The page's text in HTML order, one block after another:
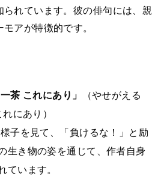
られています。彼の俳句には、親
アが特徴的です。
茶 これにあり」
（やせがえる
にあり）
子を見て、「負けるな！」と励
生き物の姿を通じて、作者自身
ています。